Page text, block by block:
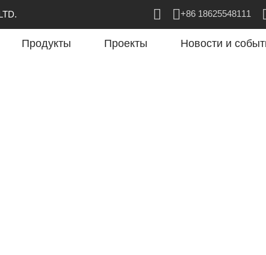
+86 18625548111
Продукты Проекты Новости и